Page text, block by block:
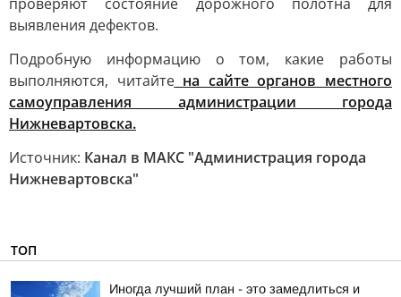
выявления дефектов.
Подробную информацию о том, какие работы
выполняются, читайтена сайте органов местного
самоуправления администрации города
Нижневартовска.
Источник: Канал в МАКС "Администрация города
Нижневартовска"
ТОП
Иногда лучший план - это замедлиться и